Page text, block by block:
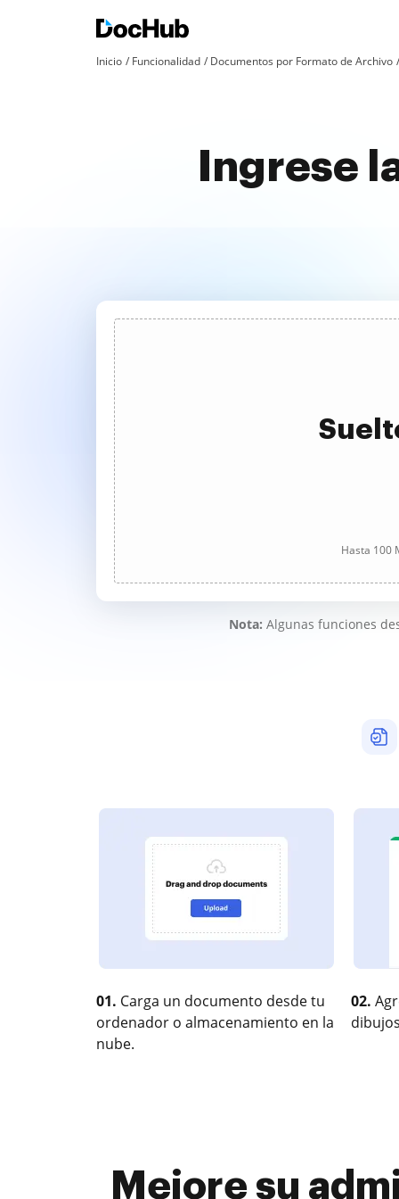
Inicio Funcionalidad Documentos por Formato de Archivo
Ingrese
Hasta 100
Nota: Algunas funciones
01. Carga un documento desde tu
ordenador o almacenamiento en la
nube.
02.
Mejore su